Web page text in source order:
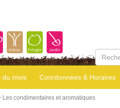
du mois Coordonnées & Horaires
Les condimentaires et aromatiques